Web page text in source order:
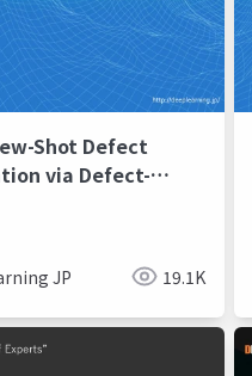
Shot Defect
via Defect-
JP 19.1K